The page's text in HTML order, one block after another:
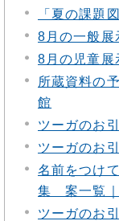
「夏の課題
8月の一般展
8月の児童展
所蔵資料の
館
ツーガのお
ツーガのお
名前をつけ
集 案一覧｜
ツーガのお